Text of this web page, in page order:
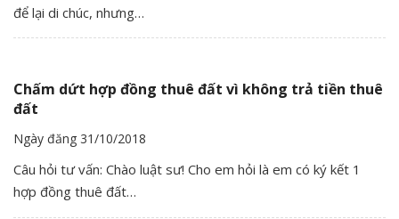
để lại di chúc, nhưng…
Chấm dứt hợp đồng thuê đất vì không trả tiền thuê
đất
Ngày đăng 31/10/2018
Câu hỏi tư vấn: Chào luật sư! Cho em hỏi là em có ký kết 1
hợp đồng thuê đất…